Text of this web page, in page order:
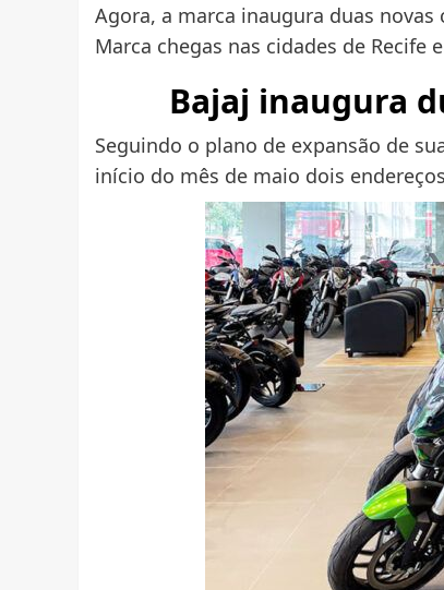
Agora, a marca inaugura duas
Marca chegas nas cidades de Recife
Bajaj inaugura
Seguindo o plano de expansão de
início do mês de maio dois